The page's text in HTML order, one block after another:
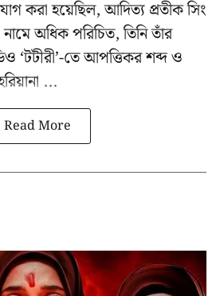
করা হয়েছিল, আদিত্য প্রতীক সিং
নামে অধিক পরিচিত, তিনি তাঁর
‘টটীরী’-তে আপত্তিকর শব্দ ও
...
Read More